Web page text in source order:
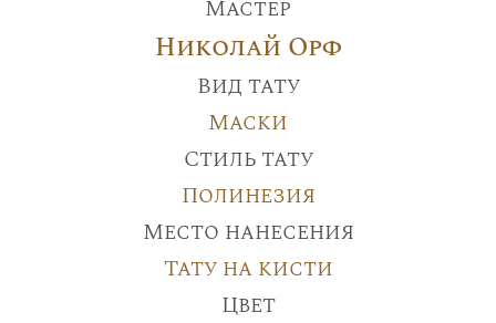
Мастер
Николай Орф
Вид тату
Маски
Стиль тату
Полинезия
Место нанесения
Тату на кисти
Цвет